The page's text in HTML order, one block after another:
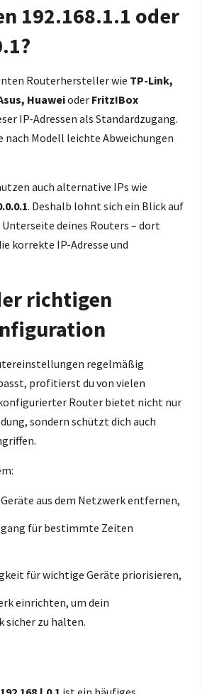
192.168.1.1 oder
Routerhersteller wie TP-Link,
Huaweioder Fritz!Box
IP-Adressen als Standardzugang.
nach Modell leichte Abweichungen
auch alternative IPs wie
. Deshalb lohnt sich ein Blick auf
deines Routers – dort
korrekte IP-Adresse und
richtigen
regelmäßig
profitierst du von vielen
Router bietet nicht nur
sondern schützt dich auch
aus dem Netzwerk entfernen,
für bestimmte Zeiten
für wichtige Geräte priorisieren,
einrichten, um dein
sicher zu halten.